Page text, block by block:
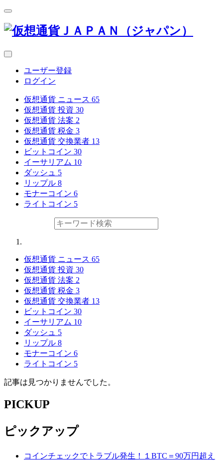
ユーザー登録
ログイン
仮想通貨 ニュース 65
仮想通貨 投資 30
仮想通貨 法案 2
仮想通貨 税金 3
仮想通貨 交換業者 13
ビットコイン 30
イーサリアム 10
ダッシュ 5
リップル 8
モナーコイン 6
ライトコイン 5
仮想通貨 ニュース 65
仮想通貨 投資 30
仮想通貨 法案 2
仮想通貨 税金 3
仮想通貨 交換業者 13
ビットコイン 30
イーサリアム 10
ダッシュ 5
リップル 8
モナーコイン 6
ライトコイン 5
記事は見つかりませんでした。
PICKUP
ピックアップ
コインチェックでトラブル発生！１BTC＝90万円超え